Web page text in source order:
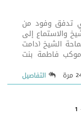
تدفق وفود من
والاستماع إلى
التقى سماحة الشيخ (دامت
موكب فاطمة بنت
التفاصيل